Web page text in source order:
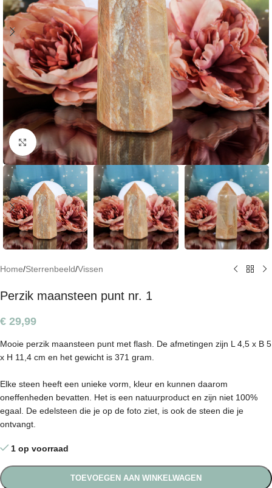
Klik om te vergroten
Home/Sterrenbeeld/Vissen
Perzik maansteen punt nr. 1
€ 29,99
Mooie perzik maansteen punt met flash. De afmetingen zijn L 4,5 x B 5
x H 11,4 cm en het gewicht is 371 gram.
Elke steen heeft een unieke vorm, kleur en kunnen daarom
oneffenheden bevatten. Het is een natuurproduct en zijn niet 100%
egaal. De edelsteen die je op de foto ziet, is ook de steen die je
ontvangt.
1 op voorraad
TOEVOEGEN AAN WINKELWAGEN